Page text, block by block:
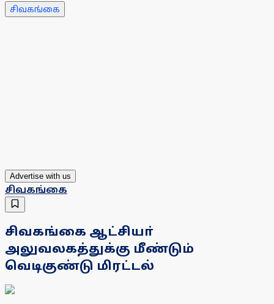
சிவகங்கை
Advertise with us
சிவகங்கை
சிவகங்கை ஆட்சியா்
அலுவலகத்துக்கு மீண்டும்
வெடிகுண்டு மிரட்டல்